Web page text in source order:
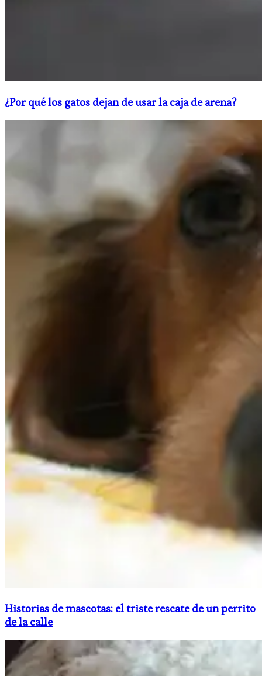
¿Por qué los gatos dejan de usar la caja de arena?
Historias de mascotas: el triste rescate de un perrito
de la calle